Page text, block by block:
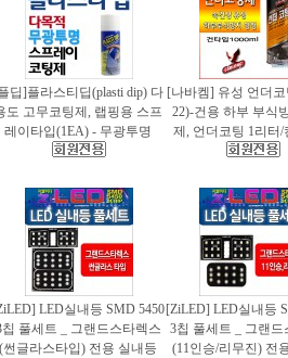
딥]플라스티딥(plasti dip) 다
도 고무코팅제, 랩핑용 스프
레이타입(1EA) - 무광투명
[나바켐] 유성 언더
22)-건용 하부 부식
제, 언더코팅 1리터/
LED실내등 SMD 5450
칩 풀세트 _ 그랜드스타렉스
(썬글라스타입) 전용 실내등
[ZiLED] LED실내등
3칩 풀세트 _ 그랜드
(11인승/리무진) 전